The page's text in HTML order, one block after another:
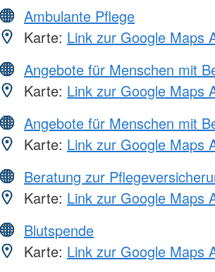
Ambulante Pflege
Karte: Link zur Google Maps
Angebote für Menschen mit
Karte: Link zur Google Maps
Angebote für Menschen mit
Karte: Link zur Google Maps
Beratung zur
Karte: Link zur Google Maps
Blutspende
Karte: Link zur Google Maps